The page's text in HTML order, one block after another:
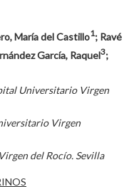
María del Castillo1; Ravé
García, Raquel3;
Universitario Virgen
Virgen
del Rocío. Sevilla